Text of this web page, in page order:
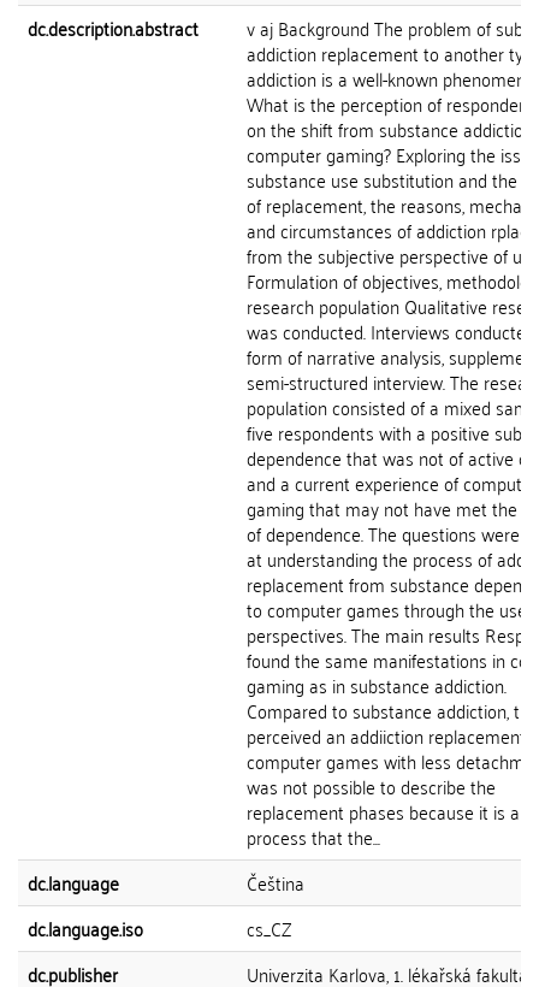
dc.description.abstract
v aj Background The problem of
addiction replacement to another
addiction is a well-known
What is the perception of
on the shift from substance
computer gaming? Exploring the
substance use substitution and the
of replacement, the reasons,
and circumstances of addiction
from the subjective perspective of
Formulation of objectives,
research population Qualitative
was conducted. Interviews
form of narrative analysis,
semi-structured interview. The
population consisted of a mixed
five respondents with a positive
dependence that was not of active
and a current experience of computer
gaming that may not have met the
of dependence. The questions were
at understanding the process of
replacement from substance
to computer games through the
perspectives. The main results
found the same manifestations in
gaming as in substance addiction.
Compared to substance addiction,
perceived an addiiction replacement
computer games with less
was not possible to describe the
replacement phases because it is a
process that the...
dc.language
Čeština
dc.language.iso
cs_CZ
dc.publisher
Univerzita Karlova, 1. lékařská fakulta